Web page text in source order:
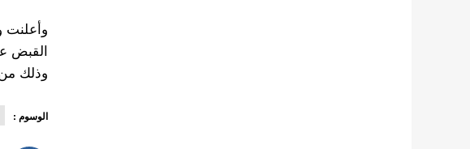
وأعلنت
القبض
وذلك من
الوسوم :